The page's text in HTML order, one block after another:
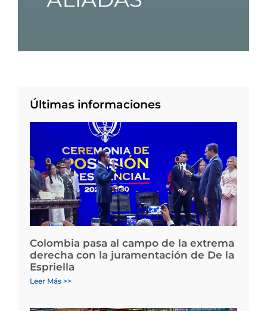
Últimas informaciones
Colombia pasa al campo de la extrema
derecha con la juramentación de De la
Espriella
Leer Más >>